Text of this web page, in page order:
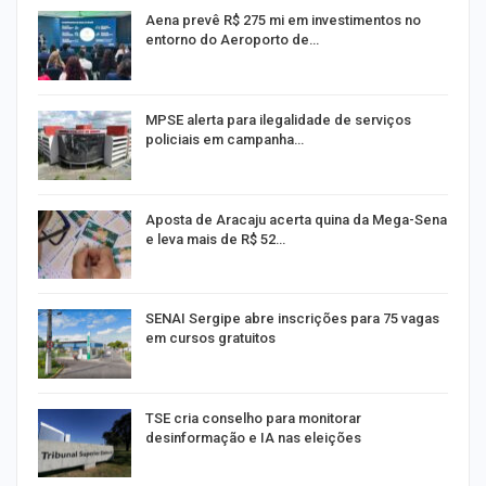
Aena prevê R$ 275 mi em investimentos no
entorno do Aeroporto de…
MPSE alerta para ilegalidade de serviços
policiais em campanha…
Aposta de Aracaju acerta quina da Mega-Sena
e leva mais de R$ 52…
SENAI Sergipe abre inscrições para 75 vagas
em cursos gratuitos
TSE cria conselho para monitorar
desinformação e IA nas eleições